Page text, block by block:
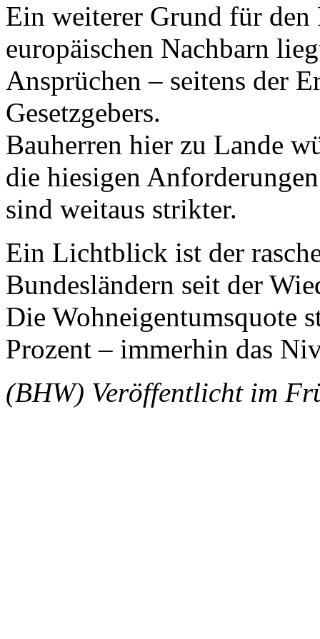
Ein weiterer Grund für den
europäischen Nachbarn
Ansprüchen – seitens der
Gesetzgebers.
Bauherren hier zu Lande
die hiesigen
sind weitaus strikter.
Ein Lichtblick ist der
Bundesländern seit der
Die Wohneigentumsquote
Prozent – immerhin das
(BHW) Veröffentlicht im